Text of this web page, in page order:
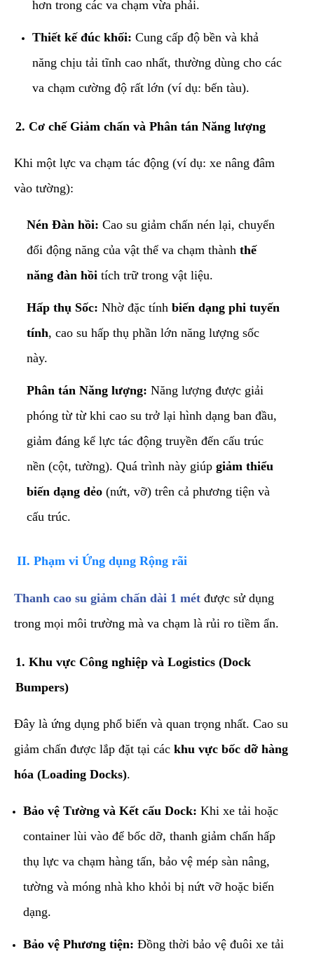
hơn trong các va chạm vừa phải.
Thiết kế đúc khối: Cung cấp độ bền và khả
năng chịu tải tĩnh cao nhất, thường dùng cho các
va chạm cường độ rất lớn (ví dụ: bến tàu).
​2. Cơ chế Giảm chấn và Phân tán Năng lượng
​Khi một lực va chạm tác động (ví dụ: xe nâng đâm
vào tường):
Nén Đàn hồi: Cao su giảm chấn nén lại, chuyển
đổi động năng của vật thể va chạm thành thế
năng đàn hồi tích trữ trong vật liệu.
Hấp thụ Sốc: Nhờ đặc tính biến dạng phi tuyến
tính, cao su hấp thụ phần lớn năng lượng sốc
này.
Phân tán Năng lượng: Năng lượng được giải
phóng từ từ khi cao su trở lại hình dạng ban đầu,
giảm đáng kể lực tác động truyền đến cấu trúc
nền (cột, tường). Quá trình này giúp giảm thiểu
biến dạng dẻo (nứt, vỡ) trên cả phương tiện và
cấu trúc.
​II. Phạm vi Ứng dụng Rộng rãi
​Thanh cao su giảm chấn dài 1 mét được sử dụng
trong mọi môi trường mà va chạm là rủi ro tiềm ẩn.
​1. Khu vực Công nghiệp và Logistics (Dock
Bumpers)
​Đây là ứng dụng phổ biến và quan trọng nhất. Cao su
giảm chấn được lắp đặt tại các khu vực bốc dỡ hàng
hóa (Loading Docks).
Bảo vệ Tường và Kết cấu Dock: Khi xe tải hoặc
container lùi vào để bốc dỡ, thanh giảm chấn hấp
thụ lực va chạm hàng tấn, bảo vệ mép sàn nâng,
tường và móng nhà kho khỏi bị nứt vỡ hoặc biến
dạng.
Bảo vệ Phương tiện: Đồng thời bảo vệ đuôi xe tải